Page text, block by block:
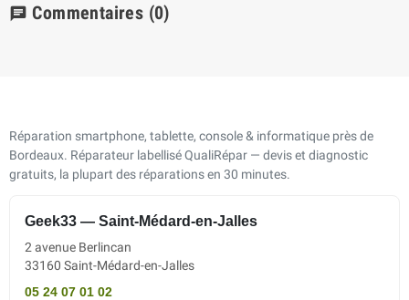
chat Commentaires (0)
Réparation smartphone, tablette, console & informatique près de
Bordeaux. Réparateur labellisé QualiRépar — devis et diagnostic
gratuits, la plupart des réparations en 30 minutes.
Geek33 — Saint-Médard-en-Jalles
2 avenue Berlincan
33160 Saint-Médard-en-Jalles
05 24 07 01 02